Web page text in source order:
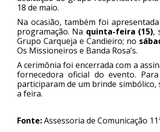
18 de maio.
Na ocasião, também foi
programação. Na quinta-feira (15),
Grupo Carqueja e Candieiro; no
Os Missioneiros e Banda Rosa’s.
A cerimônia foi encerrada com a
fornecedora oficial do evento.
participaram de um brinde
a feira.
Fonte:Assessoria de Comunicação